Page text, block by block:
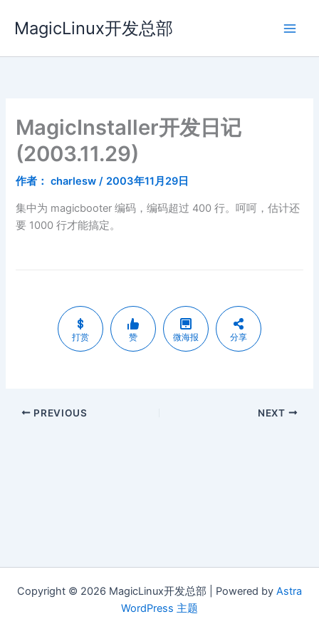
容
MagicLinux开发总部
MagicInstaller开发日记
(2003.11.29)
作者： charlesw/ 2003年11月29日
集中为 magicbooter 编码，编码超过 400 行。呵呵，估计还
要 1000 行才能搞定。
打赏 赞 微海报 分享
PREVIOUS NEXT
Copyright © 2026 MagicLinux开发总部 | Powered by Astra
WordPress 主题